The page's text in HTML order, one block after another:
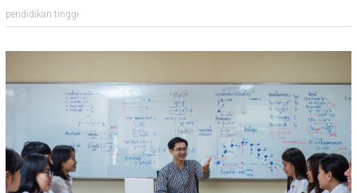
pendidikan tinggi